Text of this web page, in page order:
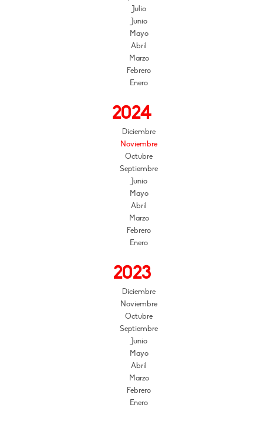
Julio
Junio
Mayo
Abril
Marzo
Febrero
Enero
2024
Diciembre
Noviembre
Octubre
Septiembre
Junio
Mayo
Abril
Marzo
Febrero
Enero
2023
Diciembre
Noviembre
Octubre
Septiembre
Junio
Mayo
Abril
Marzo
Febrero
Enero